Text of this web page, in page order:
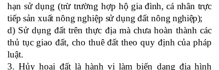
hạn sử dụng (trừ trường hợphộ gia đình, cá nhântrực
tiếp sản xuất nông nghiệp sử dụng đất nôngnghiệp);
d) Sử dụng đất trên thực địa mà chưa hoàn thành các
thủ tục giao đất, cho thuê đất theo quy định của pháp
luật.
3. Hủy hoại đất là hành vi làm biến dạng địa hình